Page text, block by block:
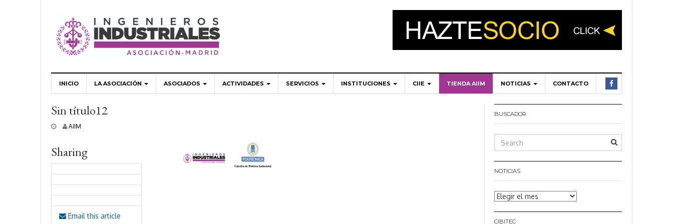
INICIO LA ASOCIACIÓN ASOCIADOS ACTIVIDADES SERVICIOS INSTITUCIONES CIIE TIENDA AIIM NOTICIAS CONTACTO
Sin título12
n
o
,
2
2
AIIM
Sharing
Email this article
BUSCADOR
NOTICIAS
Noticias
CIBITEC